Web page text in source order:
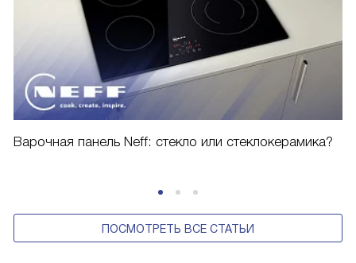
Варочная панель Neff: стекло или стеклокерамика?
ПОСМОТРЕТЬ ВСЕ СТАТЬИ